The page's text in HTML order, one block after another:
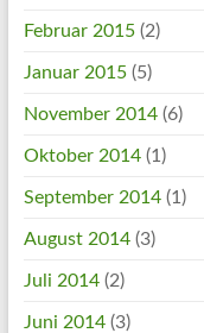
Februar 2015(2)
Januar 2015(5)
November 2014(6)
Oktober 2014(1)
September 2014(1)
August 2014(3)
Juli 2014(2)
Juni 2014(3)